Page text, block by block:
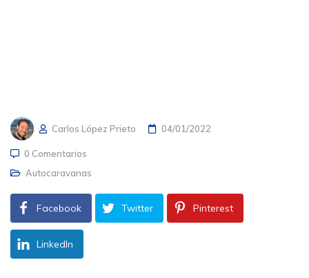
Carlos López Prieto 04/01/2022
0 Comentarios
Autocaravanas
Facebook Twitter Pinterest
LinkedIn